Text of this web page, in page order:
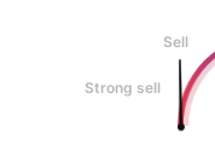
Sell
Strong sell